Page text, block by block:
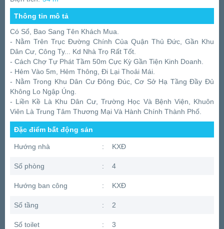
Thông tin mô tả
Có Sổ, Bao Sang Tên Khách Mua.
- Nằm Trên Trục Đường Chính Của Quận Thủ Đức, Gần Khu
Dân Cư, Công Ty... Kd Nhà Trọ Rất Tốt.
- Cách Chợ Tự Phát Tầm 50m Cực Kỳ Gần Tiện Kinh Doanh.
- Hẻm Vào 5m, Hẻm Thông, Đi Lại Thoải Mái.
- Nằm Trong Khu Dân Cư Đông Đúc, Cơ Sở Hạ Tầng Đầy Đủ
Không Lo Ngập Úng.
- Liền Kề Là Khu Dân Cư, Trường Học Và Bệnh Viện, Khuôn
Viên Là Trung Tâm Thương Mại Và Hành Chính Thành Phố.
Đặc điểm bất động sản
Hướng nhà : KXĐ
Số phòng : 4
Hướng ban công : KXĐ
Số tầng : 2
Số toilet : 3